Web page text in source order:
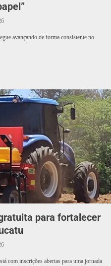
avançando de forma consistente no
para fortalecer
com inscrições abertas para uma jornada